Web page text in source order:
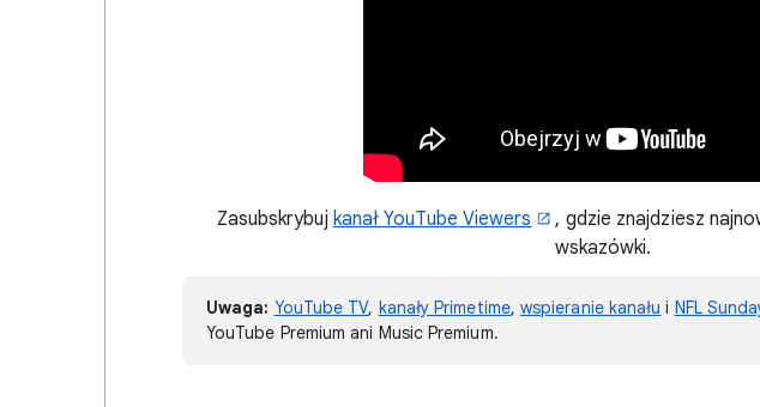
Zasubskrybuj kanał YouTube Viewers
, gdzie znajdziesz
wskazówki.
Uwaga: YouTube TV, kanały Primetime,wspieranie kanału i NFL
YouTube Premium ani Music Premium.